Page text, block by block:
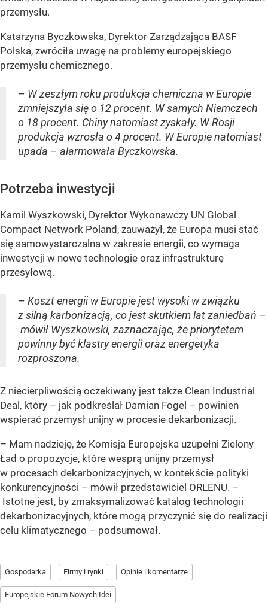
przemysłu.
Katarzyna Byczkowska, Dyrektor Zarządzająca BASF
Polska, zwróciła uwagę na problemy europejskiego
przemysłu chemicznego.
– W zeszłym roku produkcja chemiczna w Europie
zmniejszyła się o 12 procent. W samych Niemczech
o 18 procent. Chiny natomiast zyskały. W Rosji
produkcja wzrosła o 4 procent. W Europie natomiast
upada – alarmowała Byczkowska.
Potrzeba inwestycji
Kamil Wyszkowski, Dyrektor Wykonawczy UN Global
Compact Network Poland, zauważył, że Europa musi stać
się samowystarczalna w zakresie energii, co wymaga
inwestycji w nowe technologie oraz infrastrukturę
przesyłową.
– Koszt energii w Europie jest wysoki w związku
z silną karbonizacją, co jest skutkiem lat zaniedbań –
mówił Wyszkowski, zaznaczając, że priorytetem
powinny być klastry energii oraz energetyka
rozproszona.
Z niecierpliwością oczekiwany jest także Clean Industrial
Deal, który – jak podkreślał Damian Fogel – powinien
wspierać przemysł unijny w procesie dekarbonizacji.
– Mam nadzieję, że Komisja Europejska uzupełni Zielony
Ład o propozycje, które wesprą unijny przemysł
w procesach dekarbonizacyjnych, w kontekście polityki
konkurencyjności – mówił przedstawiciel ORLENU. –
Istotne jest, by zmaksymalizować katalog technologii
dekarbonizacyjnych, które mogą przyczynić się do realizacji
celu klimatycznego – podsumował.
Gospodarka Firmy i rynki Opinie i komentarze
Europejskie Forum Nowych Idei